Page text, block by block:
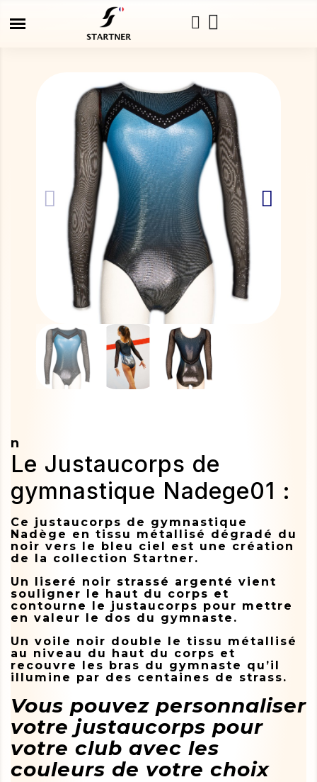
n
Le Justaucorps de
gymnastique Nadege01 :
Ce justaucorps de gymnastique
Nadège en tissu métallisé dégradé du
noir vers le bleu ciel est une création
de la collection Startner.
Un liseré noir strassé argenté vient
souligner le haut du corps et
contourne le justaucorps pour mettre
en valeur le dos du gymnaste.
Un voile noir double le tissu métallisé
au niveau du haut du corps et
recouvre les bras du gymnaste qu’il
illumine par des centaines de strass.
Vous pouvez personnaliser
votre justaucorps pour
votre club avec les
couleurs de votre choix